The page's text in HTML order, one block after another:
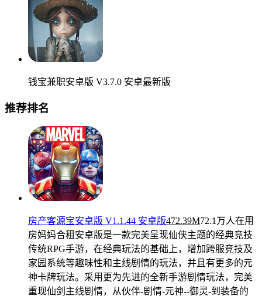
钱宝兼职安卓版 V3.7.0 安卓最新版
推荐排名
房产客源宝安卓版 V1.1.44 安卓版472.39M72.1万人在用
房妈妈合租安卓版是一款完美呈现仙侠主题的经典竞技
传统RPG手游，在经典玩法的基础上，增加跨服竞技及
家园系统等趣味性和主线剧情的玩法，并且有更多的元
神卡牌玩法。采用更为先进的全新手游剧情玩法，完美
重现仙剑主线剧情，从伙伴-剧情-元神--御灵-到装备的